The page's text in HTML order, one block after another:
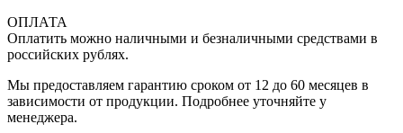
ОПЛАТА
Оплатить можно наличными и безналичными средствами в
российских рублях.
Мы предоставляем гарантию сроком от 12 до 60 месяцев в
зависимости от продукции. Подробнее уточняйте у
менеджера.